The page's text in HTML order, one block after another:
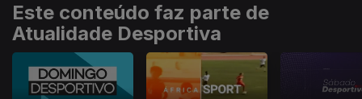
Este conteúdo faz parte de
Atualidade Desportiva